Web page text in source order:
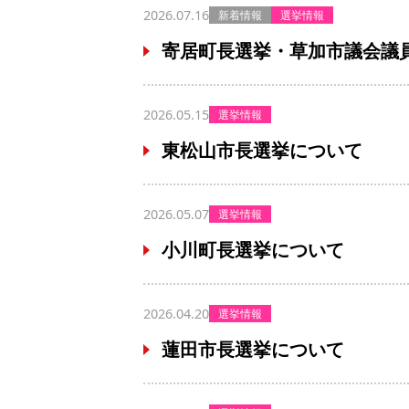
寄居町長選挙・草加市議会議
2026.07.16 新着情報 選挙情報
東松山市長選挙について
2026.05.15 選挙情報
小川町長選挙について
2026.05.07 選挙情報
蓮田市長選挙について
2026.04.20 選挙情報